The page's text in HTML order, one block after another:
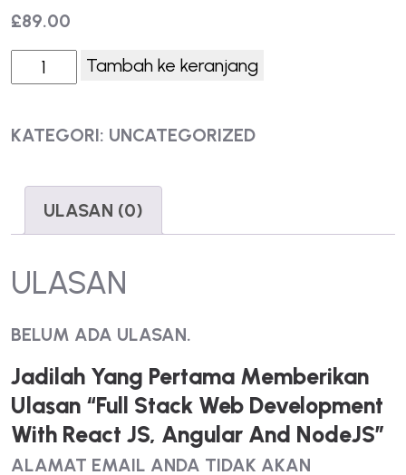
£89.00
Tambah ke keranjang
KATEGORI: UNCATEGORIZED
ULASAN (0)
ULASAN
BELUM ADA ULASAN.
Jadilah Yang Pertama Memberikan
Ulasan “Full Stack Web Development
With React JS, Angular And NodeJS”
ALAMAT EMAIL ANDA TIDAK AKAN